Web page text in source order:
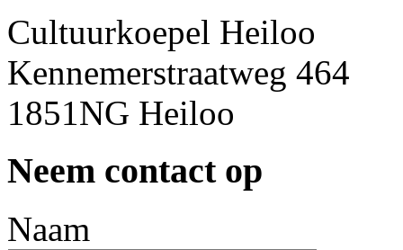
Cultuurkoepel Heiloo
Kennemerstraatweg 464
1851NG Heiloo
Neem contact op
Naam